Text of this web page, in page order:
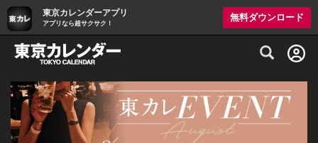
東京カレンダーアプリ
アプリなら超サクサク！
無料ダウンロード
グルメ情報・プレミアムレストラン予約